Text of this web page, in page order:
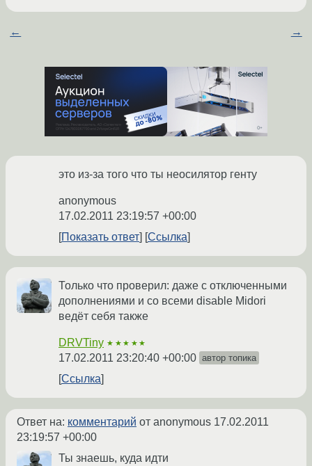
← →
это из-за того что ты неосилятор генту
anonymous
17.02.2011 23:19:57 +00:00
Показать ответ
Ссылка
Только что проверил: даже с отключенными
дополнениями и со всеми disable Midori
ведёт себя также
DRVTiny ★★★★★
17.02.2011 23:20:40 +00:00 автор топика
Ссылка
Ответ на: комментарий от anonymous 17.02.2011
23:19:57 +00:00
Ты знаешь, куда идти